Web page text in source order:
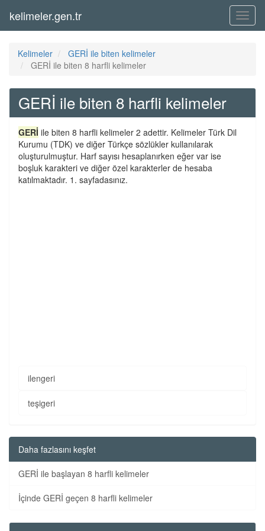
Menü
kelimeler.gen.tr
Kelimeler
GERİ ile biten kelimeler
GERİ ile biten 8 harfli kelimeler
GERİ ile biten 8 harfli kelimeler
GERİ ile biten 8 harfli kelimeler 2 adettir. Kelimeler Türk Dil
Kurumu (TDK) ve diğer Türkçe sözlükler kullanılarak
oluşturulmuştur. Harf sayısı hesaplanırken eğer var ise
boşluk karakteri ve diğer özel karakterler de hesaba
katılmaktadır. 1. sayfadasınız.
ilengeri
teşigeri
Daha fazlasını keşfet
GERİ ile başlayan 8 harfli kelimeler
İçinde GERİ geçen 8 harfli kelimeler